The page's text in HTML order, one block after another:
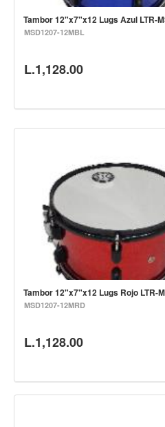
Tambores
Redoblantes
Kalimba
Accesorios
Marcha
Redoblantes
Tambores
Multi-tenores
Bombos
Baquetas, mazos y bolillos
Tambor 12"x7"x12 Lugs Azul LTR-
MSD1207-12MBL
L.1,128.00
Tambor 12"x7"x12 Lugs Rojo LTR-
MSD1207-12MRD
L.1,128.00